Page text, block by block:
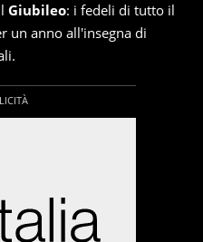
Giubileo: i fedeli di tutto il
un anno all'insegna di